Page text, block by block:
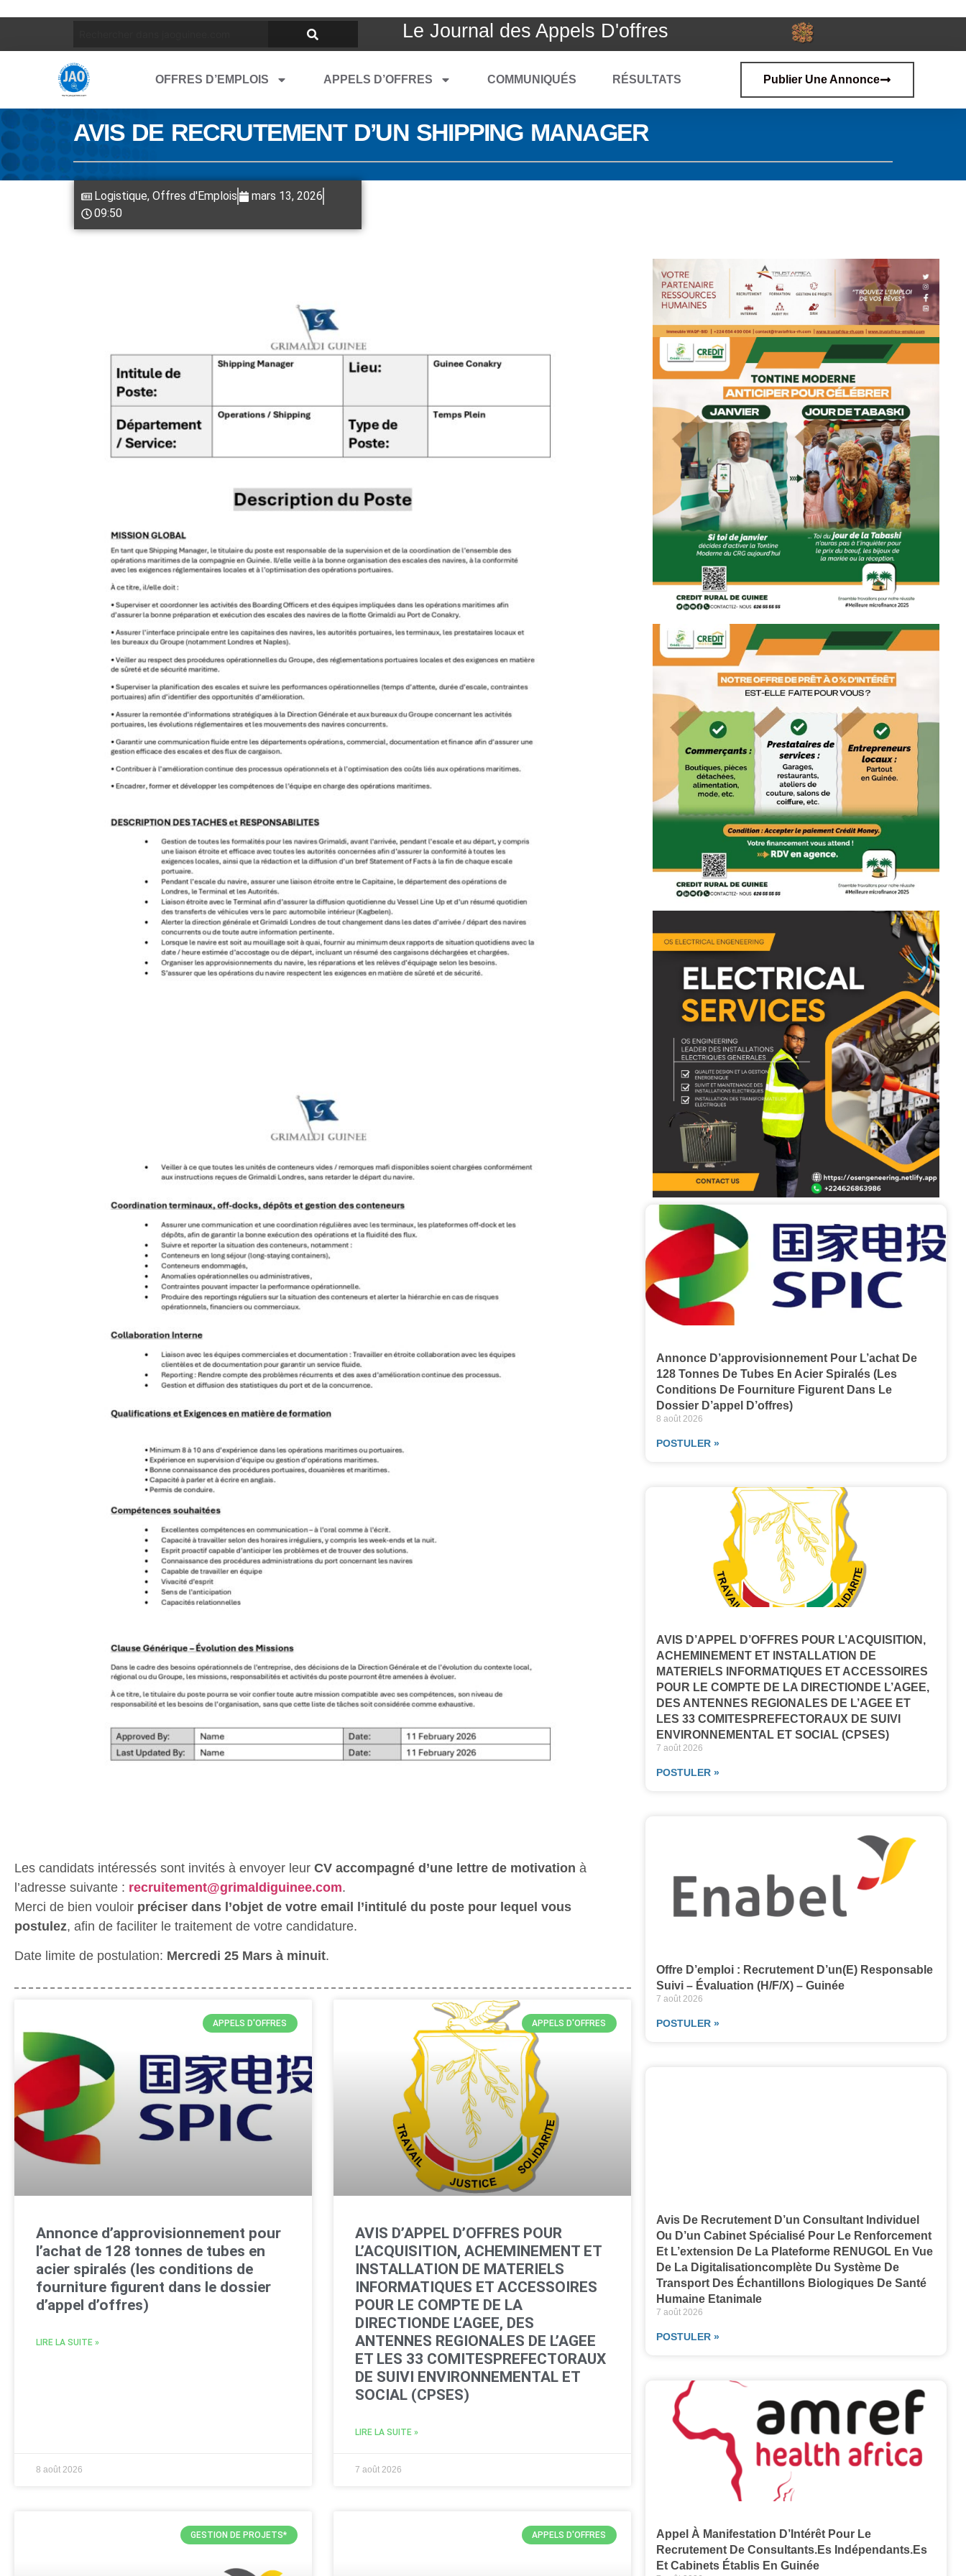
Le Journal des Appels D'offres
OFFRES D’EMPLOIS APPELS D’OFFRES COMMUNIQUÉS RÉSULTATS Publier Une Annonce
AVIS DE RECRUTEMENT D’UN SHIPPING MANAGER
Logistique, Offres d'Emplois
mars 13, 2026
09:50
Les candidats intéressés sont invités à envoyer leur CV accompagné d’une lettre de motivation à
l’adresse suivante : recruitement@grimaldiguinee.com.
Merci de bien vouloir préciser dans l’objet de votre email l’intitulé du poste pour lequel vous
postulez, afin de faciliter le traitement de votre candidature.
Date limite de postulation: Mercredi 25 Mars à minuit.
APPELS D'OFFRES
Annonce d’approvisionnement pour
l’achat de 128 tonnes de tubes en
acier spiralés (les conditions de
fourniture figurent dans le dossier
d’appel d’offres)
LIRE LA SUITE »
8 août 2026
APPELS D'OFFRES
AVIS D’APPEL D’OFFRES POUR
L’ACQUISITION, ACHEMINEMENT ET
INSTALLATION DE MATERIELS
INFORMATIQUES ET ACCESSOIRES
POUR LE COMPTE DE LA
DIRECTIONDE L’AGEE, DES
ANTENNES REGIONALES DE L’AGEE
ET LES 33 COMITESPREFECTORAUX
DE SUIVI ENVIRONNEMENTAL ET
SOCIAL (CPSES)
LIRE LA SUITE »
7 août 2026
GESTION DE PROJETS* APPELS D'OFFRES
Annonce D’approvisionnement Pour L’achat De
128 Tonnes De Tubes En Acier Spiralés (les
Conditions De Fourniture Figurent Dans Le
Dossier D’appel D’offres)
8 août 2026
POSTULER »
AVIS D’APPEL D’OFFRES POUR L’ACQUISITION,
ACHEMINEMENT ET INSTALLATION DE
MATERIELS INFORMATIQUES ET ACCESSOIRES
POUR LE COMPTE DE LA DIRECTIONDE L’AGEE,
DES ANTENNES REGIONALES DE L’AGEE ET
LES 33 COMITESPREFECTORAUX DE SUIVI
ENVIRONNEMENTAL ET SOCIAL (CPSES)
7 août 2026
POSTULER »
Offre D’emploi : Recrutement D’un(e) Responsable
Suivi – Évaluation (H/F/X) – Guinée
7 août 2026
POSTULER »
Avis De Recrutement D’un Consultant Individuel
Ou D’un Cabinet Spécialisé Pour Le Renforcement
Et L’extension De La Plateforme RENUGOL En Vue
De La Digitalisationcomplète Du Système De
Transport Des Échantillons Biologiques De Santé
Humaine Etanimale
7 août 2026
POSTULER »
Appel À Manifestation D’Intérêt Pour Le
Recrutement De Consultants.es Indépendants.es
Et Cabinets Établis En Guinée